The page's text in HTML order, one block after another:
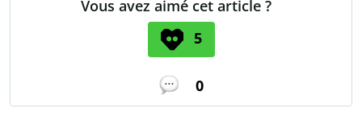
Vous avez aimé cet article ?
5
0